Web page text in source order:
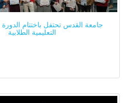
جامعة القدس تحتفل باختتام الدورة
التعليمية الطلابية